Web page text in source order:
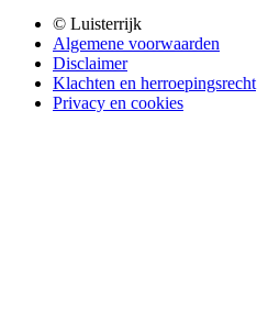
© Luisterrijk
Algemene voorwaarden
Disclaimer
Klachten en herroepingsrecht
Privacy en cookies